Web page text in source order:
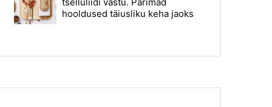
hooldused täiusliku keha jaoks